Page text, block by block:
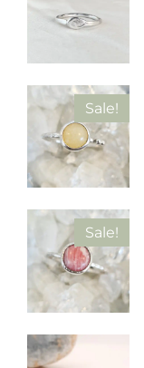
Sale!
Sale!